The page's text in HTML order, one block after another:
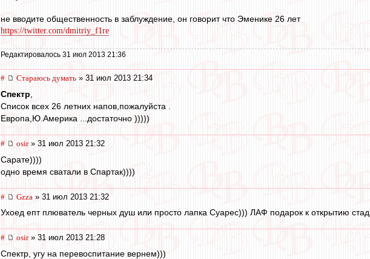
не вводите общественность в заблуждение, он говорит что Эменике 26 лет
https://twitter.com/dmitriy_f1re
Редактировалось 31 июл 2013 21:36
# Стараюсь думать » 31 июл 2013 21:34
Спектр
Список всех 26 летних напов,пожалуйста .
Европа,Ю.Америка ...достаточно )))))
# osir» 31 июл 2013 21:32
Сарате))))
одно время сватали в Спартак))))
# Gzza » 31 июл 2013 21:32
Ухоед епт плюватель черных душ или просто лапка Суарес))) ЛАФ подарок к открытию
# osir» 31 июл 2013 21:28
Спектр, угу на перевоспитание вернем)))